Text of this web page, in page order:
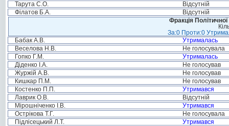
Тарута С.О.
Відсутній
Філатов Б.А.
Відсутній
Фракція
За:0 Проти:0
Бабак А.В.
Утрималась
Веселова Н.В.
Не голосувала
Гопко Г.М.
Утрималась
Діденко І.А.
Не голосував
Журжій А.В.
Не голосував
Кишкар П.М.
Не голосував
Костенко П.П.
Утримався
Лаврик О.В.
Відсутній
Мірошніченко І.В.
Утримався
Острікова Т.Г.
Не голосувала
Підлісецький Л.Т.
Утримався